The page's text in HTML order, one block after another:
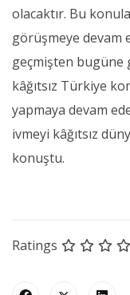
olacaktır. Bu
görüşmeye devam
geçmişten bugüne
kâğıtsız Türkiye
yapmaya devam
ivmeyi kâğıtsız
konuştu.
Ratings